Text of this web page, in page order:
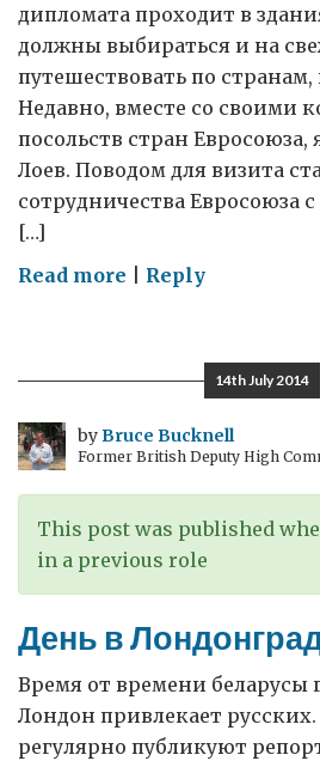
дипломата проходит в
должны выбираться и на
путешествовать по странам,
Недавно, вместе со своими
посольств стран Евросоюза,
Лоев. Поводом для визита
сотрудничества Евросоюза
[…]
Read more on
Европы?
Reply
14th July 2014
byBruce Bucknell
Former British Deputy High
This post was published
in a previous role
День в
Время от времени беларусы
Лондон привлекает
регулярно публикуют